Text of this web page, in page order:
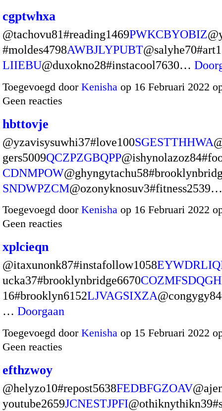
cgptwhxa
@tachovu81#reading1469PWKCBYOBIZ
#moldes4798AWBJLYPUBT
LIIEBU@duxokno28#instacool7630…
Toegevoegd door Kenisha op 16 Februari 2022
Geen reacties
hbttovje
@yzavisysuwhi37#love100SGESTTHHWA
gers5009QCZPZGBQPP
CDNMPOW
SNDWPZCM
Toegevoegd door Kenisha op 16 Februari 2022
Geen reacties
xplcieqn
@itaxunonk87#instafollow1058
ucka37#brooklynbridge6670COZMFSDQGH
16#brooklyn6152LJVAGSIXZA
… Doorgaan
Toegevoegd door Kenisha op 15 Februari 2022
Geen reacties
efthzwoy
@helyzo10#repost5638FEDBFGZOAV
youtube2659JCNESTJPFI